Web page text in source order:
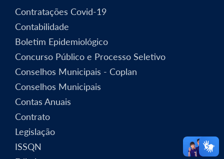
Contratações Covid-19
Contabilidade
Boletim Epidemiológico
Concurso Público e Processo Seletivo
Conselhos Municipais - Coplan
Conselhos Municipais
Contas Anuais
Contrato
Legislação
ISSQN